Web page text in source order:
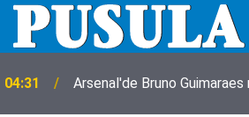
04:31 Arsenal'de Bruno